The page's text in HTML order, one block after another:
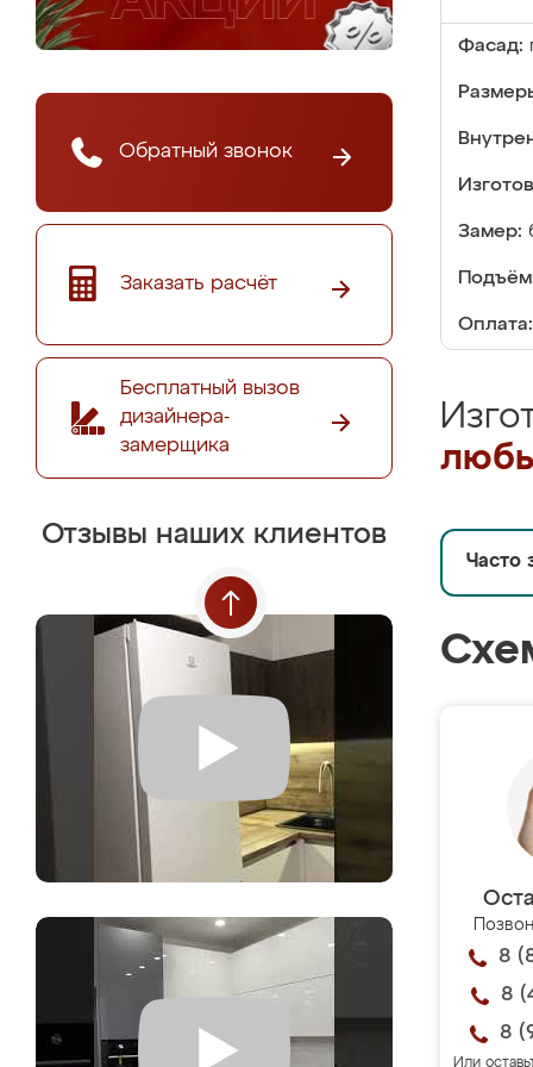
Обратный звонок
Заказать расчёт
Бесплатный вызов
дизайнера-
замерщика
Отзывы наших клиентов
Фасад:
Замер:
Оплата:
Часто
8
8
8
Или